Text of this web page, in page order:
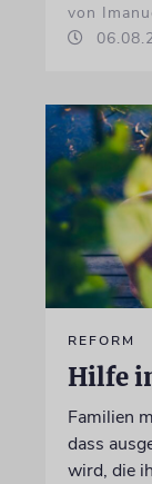
von
REFORM
Hilfe
Familien
dass
wird, die